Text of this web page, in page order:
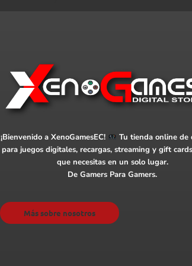
¡Bienvenido a XenoGamesEC!
Tu tienda online de
para juegos digitales, recargas, streaming y gift
que necesitas en un solo lugar.
De Gamers Para Gamers.
Más sobre nosotros